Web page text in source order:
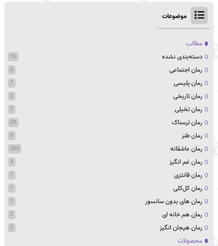
موضوعات
مطالب
دسته‌بندی نشده
15
رمان اجتماعی 6
رمان پلیسی 7
رمان تاریخی 2
رمان تخیلی 7
رمان ترسناک 29
رمان طنز 6
رمان عاشقانه 383
رمان غم انگیز 4
رمان فانتزی 1
رمان کل‌کلی 1
رمان های بدون سانسور 1
رمان هم خانه ای 2
رمان هیجان انگیز 3
محصولات